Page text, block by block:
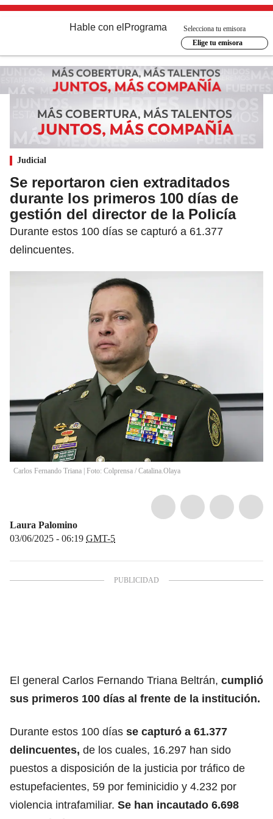
Hable con el Programa
Selecciona tu emisora
Elige tu emisora
Judicial
Se reportaron cien extraditados
durante los primeros 100 días de
gestión del director de la Policía
Durante estos 100 días se capturó a 61.377
delincuentes.
Carlos Fernando Triana | Foto: Colprensa / Catalina.Olaya
Laura Palomino
03/06/2025 - 06:19 GMT-5
El general Carlos Fernando Triana Beltrán, cumplió
sus primeros 100 días al frente de la institución.
Durante estos 100 días se capturó a 61.377
delincuentes, de los cuales, 16.297 han sido
puestos a disposición de la justicia por tráfico de
estupefacientes, 59 por feminicidio y 4.232 por
violencia intrafamiliar. Se han incautado 6.698